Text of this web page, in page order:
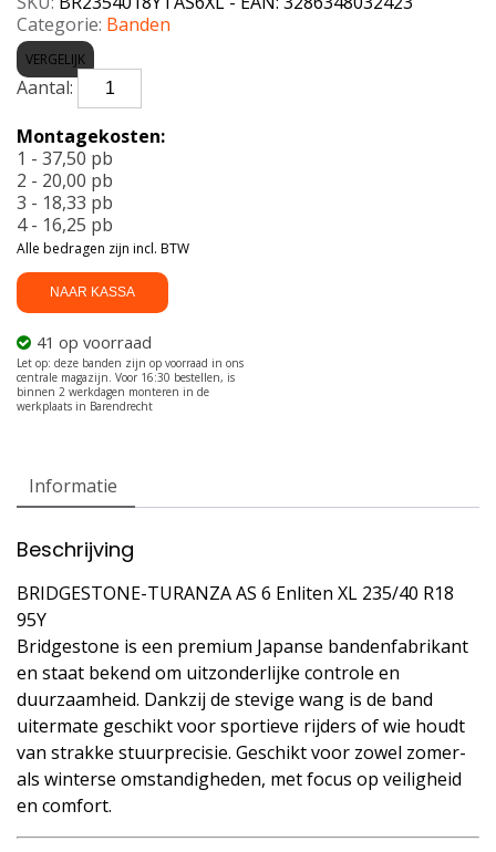
Categorie: Banden
VERGELIJK
BRIDGESTONE-
TURANZA
6
Enliten
XL
235/40
R18
95Y
aantal
NAAR KASSA
41 op voorraad
Montagekosten:
1 - 37,50 pb
2 - 20,00 pb
3 - 18,33 pb
4 - 16,25 pb
Alle bedragen zijn incl. BTW
Informatie
Beschrijving
BRIDGESTONE-TURANZA AS 6 Enliten XL 235/40 R18
95Y
Bridgestone is een premium Japanse bandenfabrikant
en staat bekend om uitzonderlijke controle en
duurzaamheid. Dankzij de stevige wang is de band
uitermate geschikt voor sportieve rijders of wie houdt
van strakke stuurprecisie. Geschikt voor zowel zomer-
als winterse omstandigheden, met focus op veiligheid
en comfort.